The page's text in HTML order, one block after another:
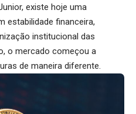
existe hoje uma
estabilidade financeira,
institucional das
o mercado começou a
de maneira diferente.